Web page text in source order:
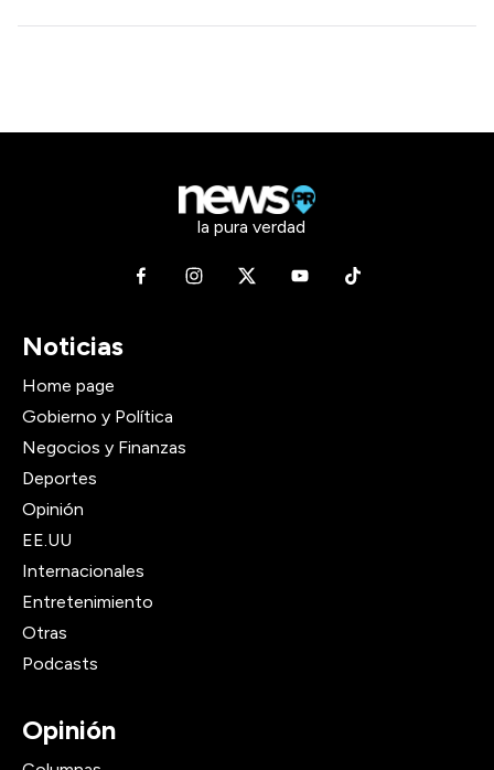
la pura verdad
Noticias
Home page
Gobierno y Política
Negocios y Finanzas
Deportes
Opinión
EE.UU
Internacionales
Entretenimiento
Otras
Podcasts
Opinión